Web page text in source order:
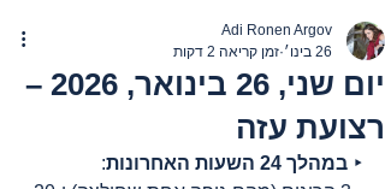
יום שני, 26 בינואר, 2026 –
רצועת עזה
Adi Ronen Argov
26 בינו׳
זמן קריאה 2 דקות
‣ במהלך 24 השעות האחרונות
: